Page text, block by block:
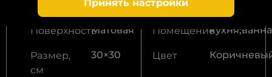
помещенияприменение
ПоверхностьМатовая Помещениекухня;ванна
Размер,
см
30×30 Цвет
Принять настройки